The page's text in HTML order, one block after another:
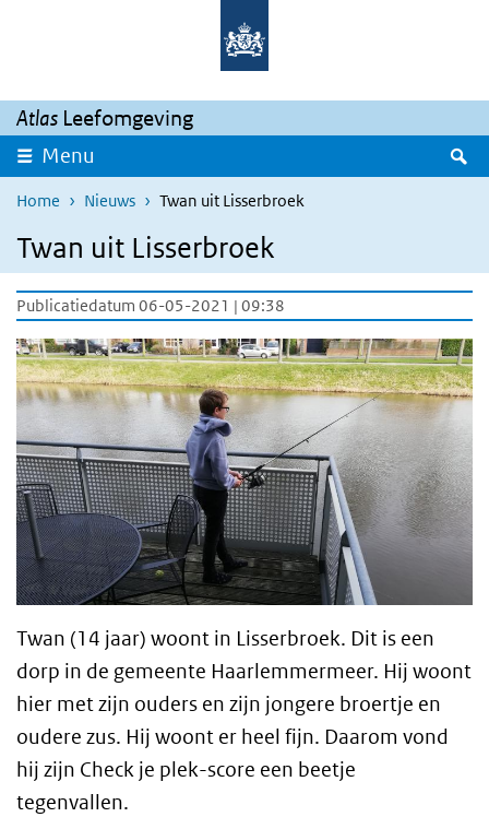
Overslaan en naar de inhoud gaan
Atlas Leefomgeving
Menu
Home Nieuws Twan uit Lisserbroek
Twan uit Lisserbroek
Publicatiedatum 06-05-2021 | 09:38
Twan (14 jaar) woont in Lisserbroek. Dit is een
dorp in de gemeente Haarlemmermeer. Hij woont
hier met zijn ouders en zijn jongere broertje en
oudere zus. Hij woont er heel fijn. Daarom vond
hij zijn Check je plek-score een beetje
tegenvallen.